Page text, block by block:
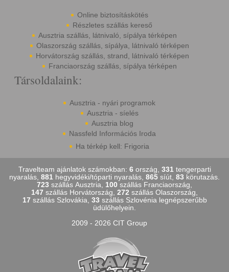
Online biztosításkötés
Részletes szállás kereső
Ausztria szállás, látnivaló, sípálya térképen
Olaszország szállás, sípálya, látnivaló térképen
Horvátország szállás, strand, látnivaló térképen
Franciaország szállás, sípálya térképen
Társoldalaink:
Ausztria - nyári programok
Ausztria - síelés
Ausztria blog
Nassfeld Információs Iroda
Ha térkép kell: Frigoria
Travelteam ajánlatok számokban: 6ország, 331 tengerparti
nyaralás, 881 hegyvidéki/tóparti nyaralás, 865 síút, 83 körutazás.
723 szállás Ausztria, 100 szállás Franciaország,
147 szállás Horvátország, 272 szállás Olaszország,
17 szállás Szlovákia, 33 szállás Szlovénia legnépszerűbb
üdülőhelyein.
2009 - 2026 CIT Group